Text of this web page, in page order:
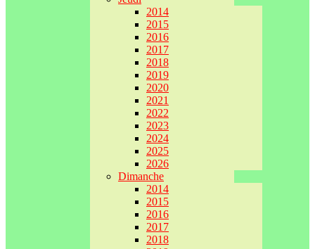
2014
2015
2016
2017
2018
2019
2020
2021
2022
2023
2024
2025
2026
Dimanche
2014
2015
2016
2017
2018